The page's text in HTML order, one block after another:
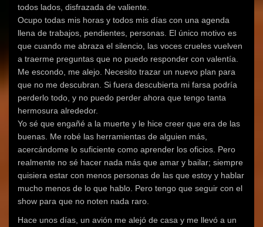
todos lados, disfrazada de valiente.
Ocupo todas mis horas y todos mis días con una agenda
llena de trabajos, pendientes, personas. El único motivo es
que cuando me abraza el silencio, las voces crueles vuelven
a traerme preguntas que no puedo responder con valentía.
Me escondo, me alejo. Necesito trazar un nuevo plan para
que no me descubran. Si fuera descubierta mi farsa podría
perderlo todo, y no puedo perder ahora que tengo tanta
hermosura alrededor.
Yo sé que engañé a la muerte y le hice creer que era de las
buenas. Me robé las herramientas de alguien más,
acercándome lo suficiente como aprender los oficios. Pero
realmente no sé hacer nada más que amar y bailar; siempre
quisiera estar con menos personas de las que estoy y hablar
mucho menos de lo que hablo. Pero tengo que seguir con el
show para que no noten nada raro.
Hace unos días, un avión me alejó de casa y me llevó a un